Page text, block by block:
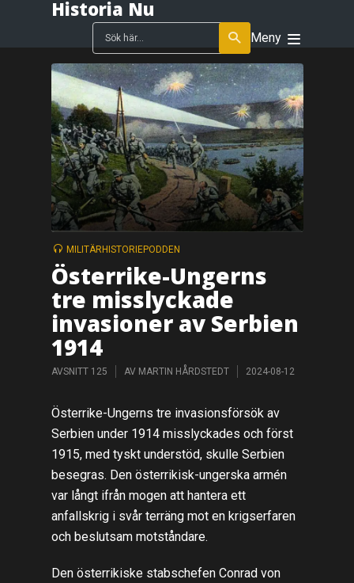
Historia Nu
Meny
MILITÄRHISTORIEPODDEN
Österrike-Ungerns
tre misslyckade
invasioner av Serbien
1914
AVSNITT 125 AV MARTIN HÅRDSTEDT 2024-08-12
Österrike-Ungerns tre invasionsförsök av
Serbien under 1914 misslyckades och först
1915, med tyskt understöd, skulle Serbien
besegras. Den österrikisk-ungerska armén
var långt ifrån mogen att hantera ett
anfallskrig i svår terräng mot en krigserfaren
och beslutsam motståndare.
Den österrikiske stabschefen Conrad von